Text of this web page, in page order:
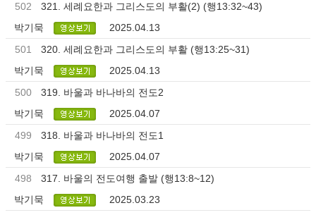
502
321. 세례요한과 그리스도의 부활(2) (행13:32~43)
박기묵
2025.04.13
501
320. 세례요한과 그리스도의 부활 (행13:25~31)
박기묵
2025.04.13
500
319. 바울과 바나바의 전도2
박기묵
2025.04.07
499
318. 바울과 바나바의 전도1
박기묵
2025.04.07
498
317. 바울의 전도여행 출발 (행13:8~12)
박기묵
2025.03.23